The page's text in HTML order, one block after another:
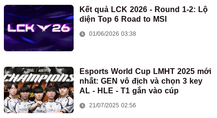
Kết quả LCK 2026 - Round 1-2: Lộ
diện Top 6 Road to MSI
01/06/2026 03:38
Esports World Cup LMHT 2025 mới
nhất: GEN vô địch và chọn 3 key
AL - HLE - T1 gắn vào cúp
21/07/2025 02:56